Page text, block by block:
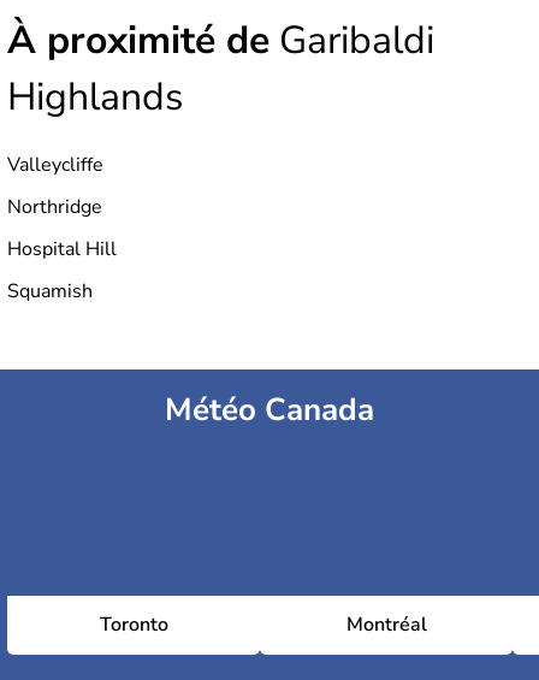
À proximité de Garibaldi
Highlands
Valleycliffe
Northridge
Hospital Hill
Squamish
Météo Canada
Toronto Montréal